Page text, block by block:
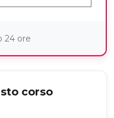
24 ore
corso